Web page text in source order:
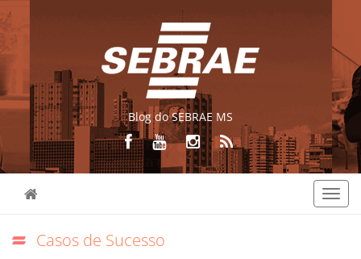
Blog do SEBRAE MS
Casos de Sucesso